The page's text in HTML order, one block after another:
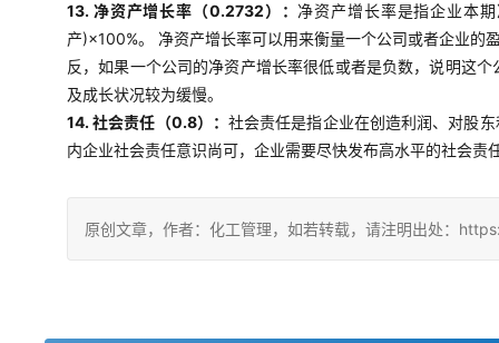
13. 净资产增长率（0.2732）： 净资产增长率是指企业本
产)×100%。 净资产增长率可以用来衡量一个公司或者企业的
反，如果一个公司的净资产增长率很低或者是负数，说明这
及成长状况较为缓慢。
14. 社会责任（0.8）： 社会责任是指企业在创造利润、对股
内企业社会责任意识尚可，企业需要尽快发布高水平的社会责
原创文章，作者：化工管理，如若转载，请注明出处：